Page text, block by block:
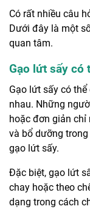
Có rất nhiều câu
Dưới đây là một
quan tâm.
Gạo lứt sấy có
Gạo lứt sấy có
nhau. Những
hoặc đơn giản
và bổ dưỡng
gạo lứt sấy.
Đặc biệt, gạo lứt
chay hoặc theo
dạng trong cách